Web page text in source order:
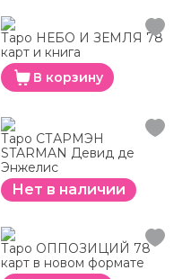
Таро НЕБО И ЗЕМЛЯ 78
карт и книга
В корзину
Таро СТАРМЭН
STARMAN Девид де
Энжелис
Нет в наличии
Таро ОППОЗИЦИЙ 78
карт в новом формате